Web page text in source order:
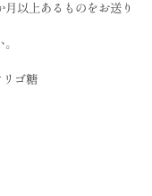
以上あるものをお送り
ゴ糖